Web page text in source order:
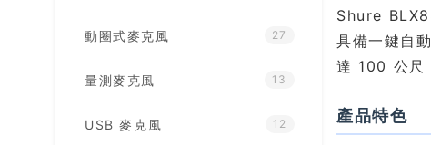
動圈式麥克風 27
量測麥克風 13
USB 麥克風 12
Shure
具備一鍵自
達 100 公尺
產品特色